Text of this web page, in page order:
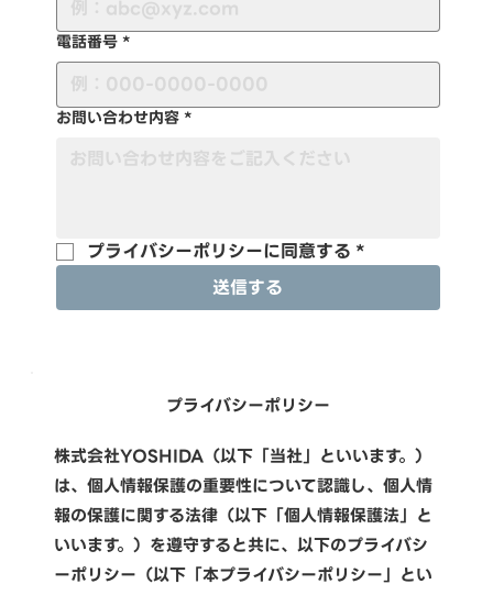
電話番号*
お問い合わせ内容*
プライバシーポリシーに同意する *
送信する
プライバシーポリシー
株式会社YOSHIDA（以下「当社」といいます。）
は、個人情報保護の重要性について認識し、個人情
報の保護に関する法律（以下「個人情報保護法」と
いいます。）を遵守すると共に、以下のプライバシ
ーポリシー（以下「本プライバシーポリシー」とい